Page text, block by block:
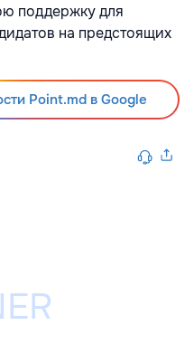
поддержку для
на предстоящих
Point.md в Google